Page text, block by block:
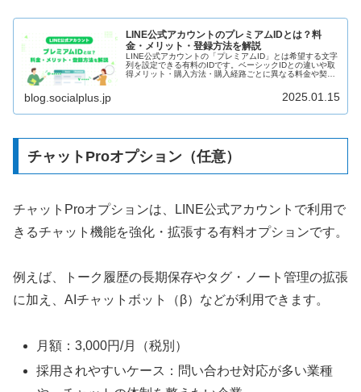
LINE公式アカウントのプレミアムIDとは？料
金・メリット・登録方法を解説
LINE公式アカウントの「プレミアムID」とは希望する文字
列を設定できる有料のIDです。ベーシックIDとの違いや取
得メリット・購入方法・購入経路ごとに異なる料金や契約
blog.socialplus.jp 2025.01.15
チャットProオプション（任意）
チャットProオプションは、LINE公式アカウントで利用で
きるチャット機能を強化・拡張する有料オプションです。
例えば、トーク履歴の長期保存やタグ・ノート管理の拡張
に加え、AIチャットボット（β）などが利用できます。
月額：3,000円/月（税別）
採用されやすいケース：問い合わせ対応が多い業種